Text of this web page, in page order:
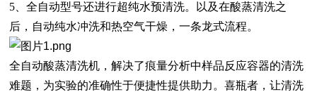
5、全自动型号还进行超纯水预清洗。以及在酸蒸清洗之
后，自动纯水冲洗和热空气干燥，一条龙式流程。
全自动酸蒸清洗机，解决了痕量分析中样品反应容器的清洗
难题，为实验的准确性于便捷性提供助力。喜瓶者，让清洗